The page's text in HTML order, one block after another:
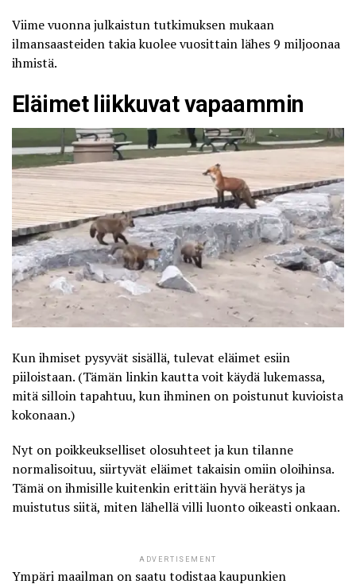
Viime vuonna julkaistuntutkimuksen mukaan
ilmansaasteiden takia kuolee vuosittain lähes 9 miljoonaa
ihmistä.
Eläimet liikkuvat vapaammin
Kun ihmiset pysyvät sisällä, tulevat eläimet esiin
piiloistaan. (Tämän linkin kauttavoit käydä lukemassa,
mitä silloin tapahtuu, kun ihminen on poistunut kuvioista
kokonaan.)
Nyt on poikkeukselliset olosuhteet ja kun tilanne
normalisoituu, siirtyvät eläimet takaisin omiin oloihinsa.
Tämä on ihmisille kuitenkin erittäin hyvä herätys ja
muistutus siitä, miten lähellä villi luonto oikeasti onkaan.
ADVERTISEMENT
Ympäri maailman on saatu todistaakaupunkien